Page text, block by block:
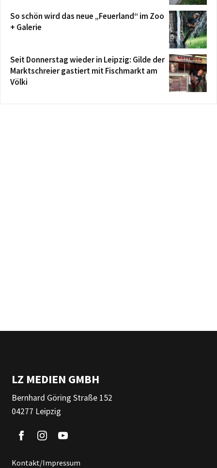
So schön wird das neue „Feuerland“ im Zoo
+ Galerie
Seit Donnerstag wieder in Leipzig: Gilde der
Marktschreier gastiert mit Fischmarkt am
Völki
LZ MEDIEN GMBH
Bernhard Göring Straße 152
04277 Leipzig
Kontakt/Impressum